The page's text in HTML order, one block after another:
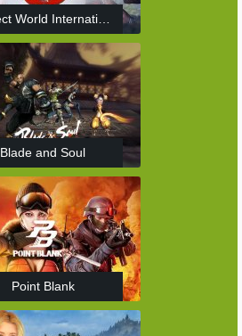
Perfect World International
Blade and Soul
Point Blank